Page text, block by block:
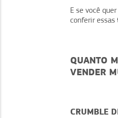
E se você
conferir essas
QUANTO
VENDER
CRUMBLE